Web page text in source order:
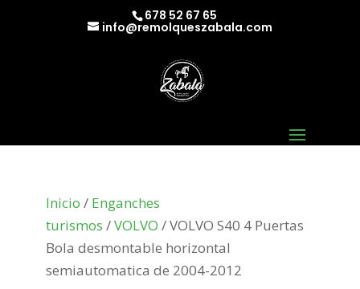
678 52 67 65
info@remolqueszabala.com
Inicio / Enganches
turismos /VOLVO / VOLVO S40 4 Puertas
Bola desmontable horizontal
semiautomatica de 2004-2012